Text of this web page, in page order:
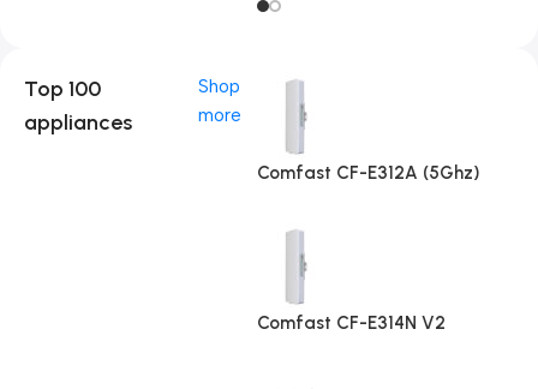
Top 100
appliances
Shop
more
Comfast CF-E312A (5Ghz)
Comfast CF-E314N V2